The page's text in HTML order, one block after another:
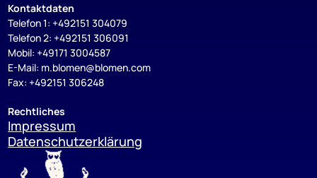
Kontaktdaten
Telefon 1: +492151 304079
Telefon 2: +492151 306091
Mobil: +49171 3004587
E-Mail: m.blomen@blomen.com
Fax: +492151 306248
Rechtliches
Impressum
Datenschutzerklärung